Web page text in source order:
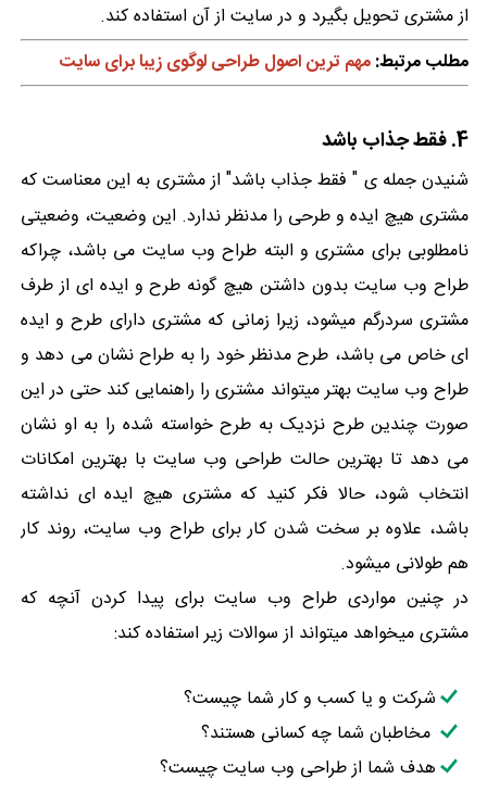
از مشتری تحویل بگیرد و در سایت از آن استفاده کند.
مطلب مرتبط:مهم ترین اصول طراحی لوگوی زیبا برای سایت
4. فقط جذاب باشد
شنیدن جمله ی " فقط جذاب باشد" از مشتری به این معناست که
مشتری هیچ ایده و طرحی را مدنظر ندارد. این وضعیت، وضعیتی
نامطلوبی برای مشتری و البته طراح وب سایت می باشد، چراکه
طراح وب سایت بدون داشتن هیچ گونه طرح و ایده ای از طرف
مشتری سردرگم میشود، زیرا زمانی که مشتری دارای طرح و ایده
ای خاص می باشد، طرح مدنظر خود را به طراح نشان می دهد و
طراح وب سایت بهتر میتواند مشتری را راهنمایی کند حتی در این
صورت چندین طرح نزدیک به طرح خواسته شده را به او نشان
می دهد تا بهترین حالت طراحی وب سایت با بهترین امکانات
انتخاب شود، حالا فکر کنید که مشتری هیچ ایده ای نداشته
باشد، علاوه بر سخت شدن کار برای طراح وب سایت، روند کار
هم طولانی میشود.
در چنین مواردی طراح وب سایت برای پیدا کردن آنچه که
مشتری میخواهد میتواند از سوالات زیر استفاده کند:
شرکت و یا کسب و کار شما چیست؟
مخاطبان شما چه کسانی هستند؟
هدف شما از طراحی وب سایت چیست؟